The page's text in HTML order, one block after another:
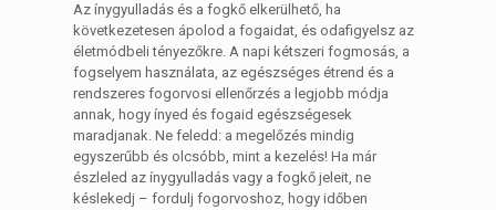
Az ínygyulladás és a fogkő elkerülhető, ha
következetesen ápolod a fogaidat, és odafigyelsz az
életmódbeli tényezőkre. A napi kétszeri fogmosás, a
fogselyem használata, az egészséges étrend és a
rendszeres fogorvosi ellenőrzés a legjobb módja
annak, hogy ínyed és fogaid egészségesek
maradjanak. Ne feledd: a megelőzés mindig
egyszerűbb és olcsóbb, mint a kezelés! Ha már
észleled az ínygyulladás vagy a fogkő jeleit, ne
késlekedj – fordulj fogorvoshoz, hogy időben